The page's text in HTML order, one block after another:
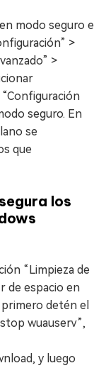
modo seguro e
>
>
“Configuración
seguro. En
se
que
los
“Limpieza de
de espacio en
detén el
wuauserv”,
y luego